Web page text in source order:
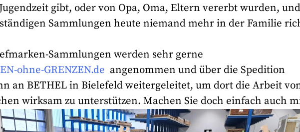
gibt, oder von Opa, Oma, Eltern vererbt wurden, und
Sammlungen heute niemand mehr in der Familie
Sammlungen werden sehr gerne
ohne-GRENZEN.de angenommen und über die Spedition
an BETHEL in Bielefeld weitergeleitet, um dort die Arbeit
wirksam zu unterstützen. Machen Sie doch einfach auch